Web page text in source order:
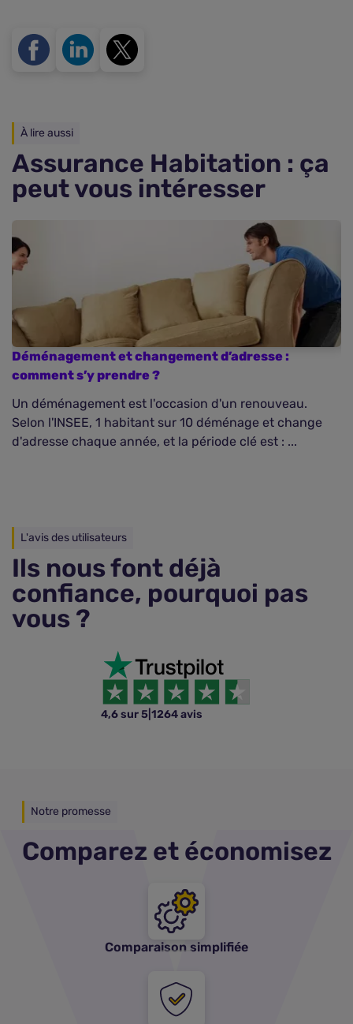
À lire aussi
Assurance Habitation : ça
peut vous intéresser
Déménagement et changement d’adresse :
comment s’y prendre ?
Un déménagement est l'occasion d'un renouveau.
Selon l'INSEE, 1 habitant sur 10 déménage et change
d'adresse chaque année, et la période clé est : ...
L'avis des utilisateurs
Ils nous font déjà
confiance, pourquoi pas
vous ?
4,6 sur 5 1264 avis
Notre promesse
Comparez et économisez
Comparaison simplifiée